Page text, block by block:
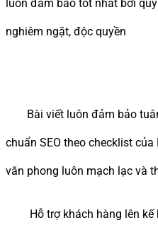
luôn đảm bảo tốt nhất bởi
nghiêm ngặt, độc quyền
Bài viết luôn đảm bảo
chuẩn SEO theo checklist
văn phong luôn mạch lạc và
Hỗ trợ khách hàng lên